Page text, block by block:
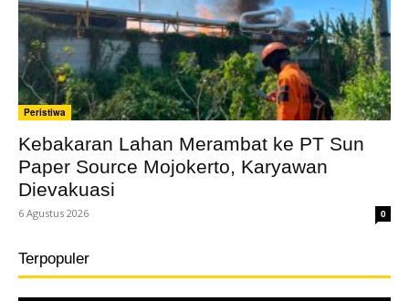
Peristiwa
Kebakaran Lahan Merambat ke PT Sun
Paper Source Mojokerto, Karyawan
Dievakuasi
6 Agustus 2026 0
Terpopuler